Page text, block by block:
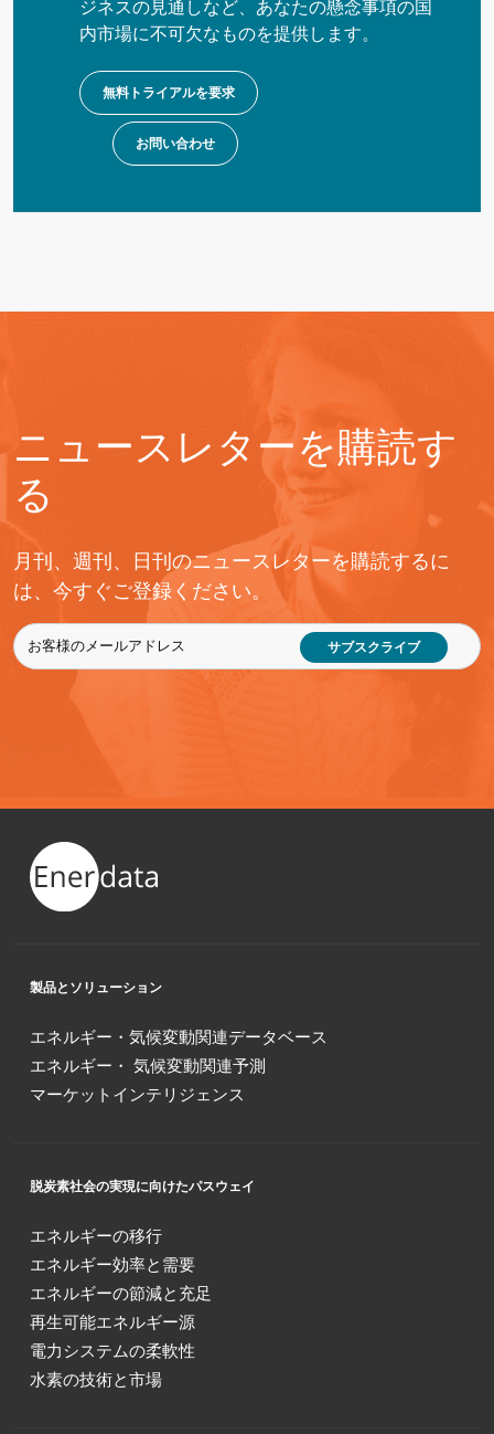
ジネスの見通しなど、あなたの懸念事項の国
内市場に不可欠なものを提供します。
無料トライアルを要求
お問い合わせ
ニュースレターを購読す
る
月刊、週刊、日刊のニュースレターを購読するに
は、今すぐご登録ください。
サブスクライブ
製品とソリューション
エネルギー・気候変動関連データベース
エネルギー・ 気候変動関連予測
マーケットインテリジェンス
脱炭素社会の実現に向けたパスウェイ
エネルギーの移行
エネルギー効率と需要
エネルギーの節減と充足
再生可能エネルギー源
電力システムの柔軟性
水素の技術と市場